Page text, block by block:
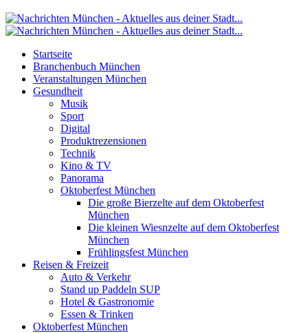
Startseite
Branchenbuch München
Veranstaltungen München
Gesundheit
Musik
Sport
Digital
Produktrezensionen
Technik
Kino & TV
Panorama
Oktoberfest München
Die große Bierzelte auf dem Oktoberfest
München
Die kleinen Wiesnzelte auf dem Oktoberfest
München
Frühlingsfest München
Reisen & Freizeit
Auto & Verkehr
Stand up Paddeln SUP
Hotel & Gastronomie
Essen & Trinken
Oktoberfest München